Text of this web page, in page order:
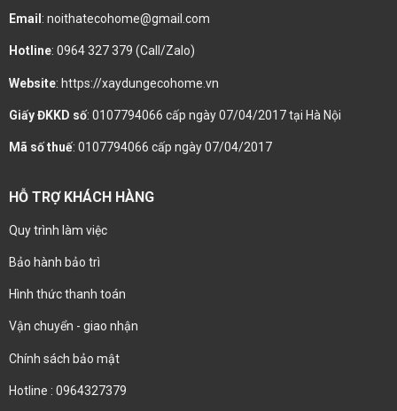
Email : noithatecohome@gmail.com
Hotline: 0964 327 379 (Call/Zalo)
Website: https://xaydungecohome.vn
Giấy ĐKKD số: 0107794066 cấp ngày 07/04/2017 tại Hà Nội
Mã số thuế: 0107794066 cấp ngày 07/04/2017
HỖ TRỢ KHÁCH HÀNG
Quy trình làm việc
Bảo hành bảo trì
Hình thức thanh toán
Vận chuyển - giao nhận
Chính sách bảo mật
Hotline : 0964327379